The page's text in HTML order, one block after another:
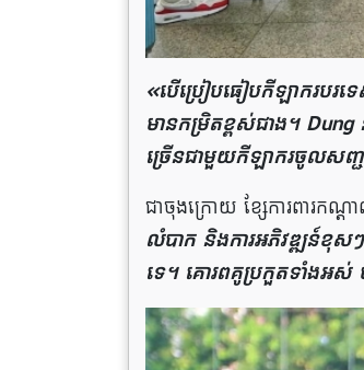
«បើប្រៀបធៀបកីឡាករបរទ
មានកម្រិតខ្ពស់ជាង។
ច្រើនជាមួយកីឡាករចូលសញ្
ជាចុងក្រោយ ខ្សែការពារកណ្
លំបាក និងការអភិវឌ្ឍន៍ខុសៗ
ទេ។ គោរពគូប្រកួតទាំងអស់